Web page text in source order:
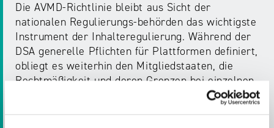
Die AVMD-Richtlinie bleibt aus Sicht der
nationalen Regulierungs-behörden das wichtigste
Instrument der Inhalteregulierung. Während der
DSA generelle Pflichten für Plattformen definiert,
obliegt es weiterhin den Mitgliedstaaten, die
Rechtmäßigkeit und deren Grenzen bei einzelnen
Inhalten zu regeln. Damit dies dennoch in einem
einheitlichen europäischen Standard erfolgen